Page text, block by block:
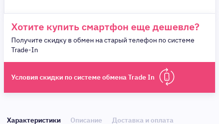
Хотите купить смартфон еще дешевле?
Получите скидку в обмен на старый телефон по системе
Trade-In
Условия скидки по системе обмена Trade In
Характеристики Описание Доставка и оплата